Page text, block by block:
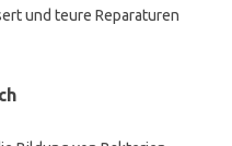
und teure Reparaturen